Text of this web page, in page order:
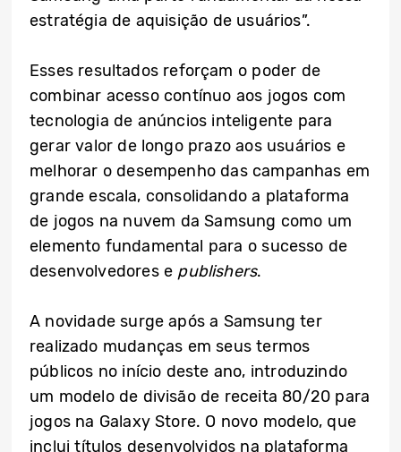
estratégia de aquisição de usuários”.
Esses resultados reforçam o poder de
combinar acesso contínuo aos jogos com
tecnologia de anúncios inteligente para
gerar valor de longo prazo aos usuários e
melhorar o desempenho das campanhas em
grande escala, consolidando a plataforma
de jogos na nuvem da Samsung como um
elemento fundamental para o sucesso de
desenvolvedores e publishers.
A novidade surge após a Samsung ter
realizado mudanças em seus termos
públicos no início deste ano, introduzindo
um modelo de divisão de receita 80/20 para
jogos na Galaxy Store. O novo modelo, que
inclui títulos desenvolvidos na plataforma